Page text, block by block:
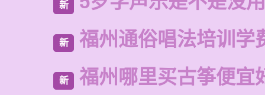
新
新 福州通俗唱法培训学
新 福州哪里买古筝便宜